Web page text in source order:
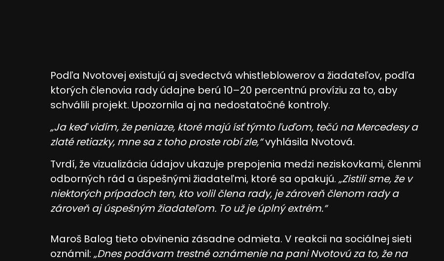
Podľa Nvotovej existujú aj svedectvá whistleblowerov a žiadateľov, podľa
ktorých členovia rady údajne berú 10–20 percentnú províziu za to, aby
schválili projekt. Upozornila aj na nedostatočné kontroly.
„Ja keď vidím, že peniaze, ktoré majú ísť týmto ľuďom, tečú na Mercedesy a
zlaté retiazky, mne sa z toho proste robí zle,“vyhlásila Nvotová.
Tvrdí, že vizualizácia údajov ukazuje prepojenia medzi neziskovkami, členmi
odborných rád a úspešnými žiadateľmi, ktoré sa opakujú. „Zistili sme, že v
niektorých prípadoch ten, kto volil člena rady, je zároveň členom rady a
zároveň aj úspešným žiadateľom. To už je úplný extrém.“
Maroš Balog tieto obvinenia zásadne odmieta. V reakcii na sociálnej sieti
oznámil: „Dnes podávam trestné oznámenie na pani Nvotovú za to, že na
Vývoj a zlepšovanie služieb
Použitie obmedzených údajov na výber obsahu
Špeciálne funkcie IAB:
Používanie presných údajov o geografickej polohe
Identifikácia zariadení na základe aktívne vyžiadaných informácií
Účely spracovania, ktoré nie sú v kompetencii IAB: